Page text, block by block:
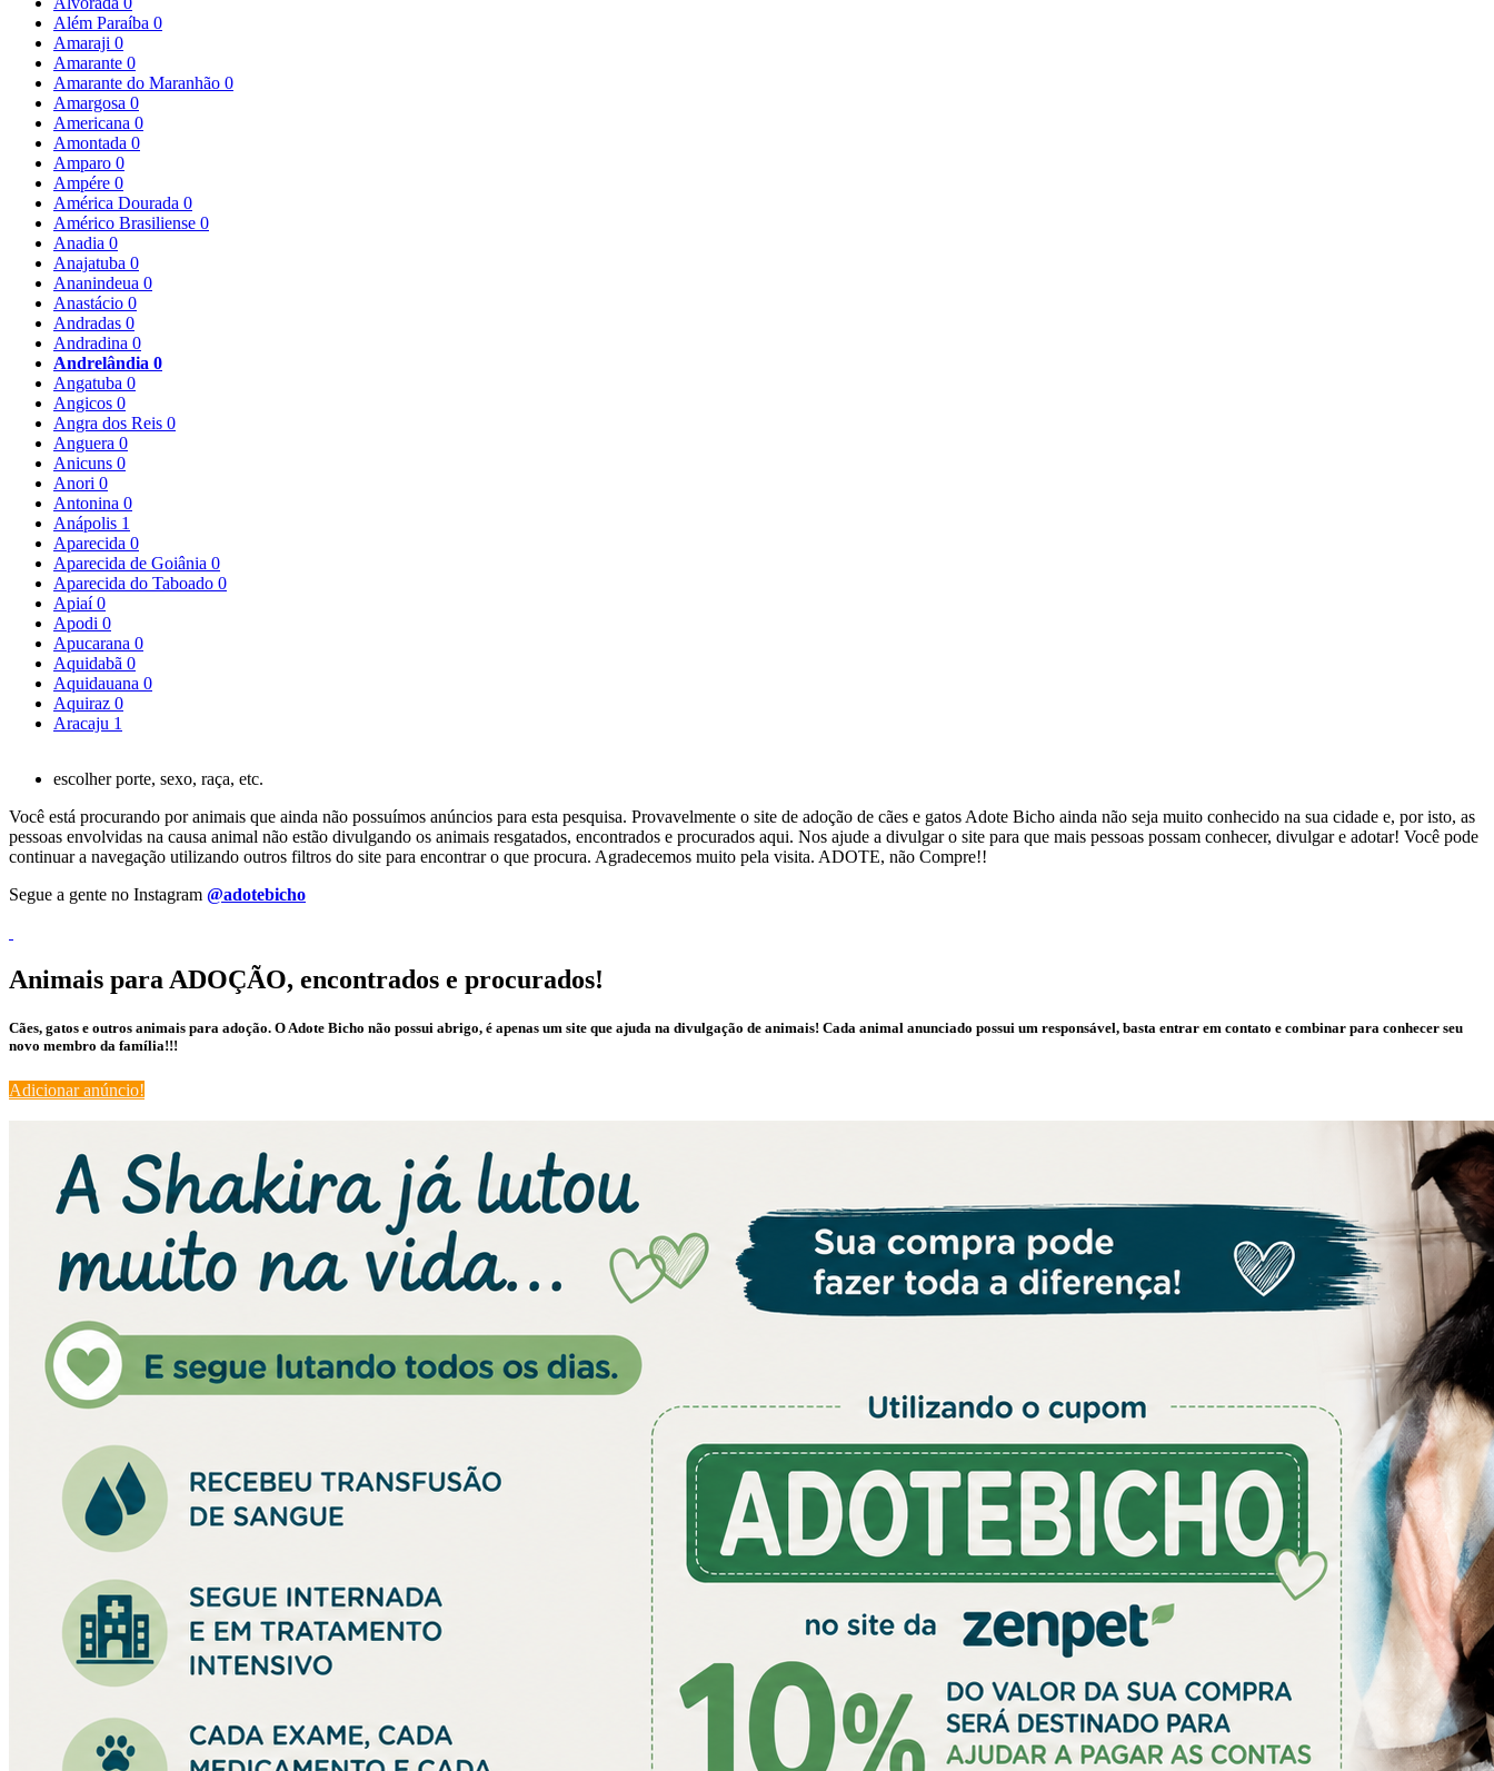
Além Paraíba 0
Amaraji 0
Amarante 0
Amarante do Maranhão 0
Amargosa 0
Americana 0
Amontada 0
Amparo 0
Ampére 0
América Dourada 0
Américo Brasiliense 0
Anadia 0
Anajatuba 0
Ananindeua 0
Anastácio 0
Andradas 0
Andradina 0
Andrelândia 0
Angatuba 0
Angicos 0
Angra dos Reis 0
Anguera 0
Anicuns 0
Anori 0
Antonina 0
Anápolis 1
Aparecida 0
Aparecida de Goiânia 0
Aparecida do Taboado 0
Apiaí0
Apodi 0
Apucarana 0
Aquidabã 0
Aquidauana 0
Aquiraz 0
Aracaju 1
escolher porte, sexo, raça, etc.
Você está procurando por animais que ainda não possuímos anúncios para esta pesquisa. Provavelmente o site de adoção de cães e gatos Adote Bicho ainda não seja muito conhecido na sua cidade e, por isto, as
pessoas envolvidas na causa animal não estão divulgando os animais resgatados, encontrados e procurados aqui. Nos ajude a divulgar o site para que mais pessoas possam conhecer, divulgar e adotar! Você pode
continuar a navegação utilizando outros filtros do site para encontrar o que procura. Agradecemos muito pela visita. ADOTE, não Compre!!
Segue a gente no Instagram @adotebicho
Animais para ADOÇÃO, encontrados e procurados!
Cães, gatos e outros animais para adoção. O Adote Bicho não possui abrigo, é apenas um site que ajuda na divulgação de animais! Cada animal anunciado possui um responsável, basta entrar em contato e combinar para conhecer seu
novo membro da família!!!
Adicionar anúncio!